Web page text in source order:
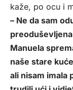
kaže, po ocu i
– Ne da sam
Manuela
naše stare
ali nisam imala